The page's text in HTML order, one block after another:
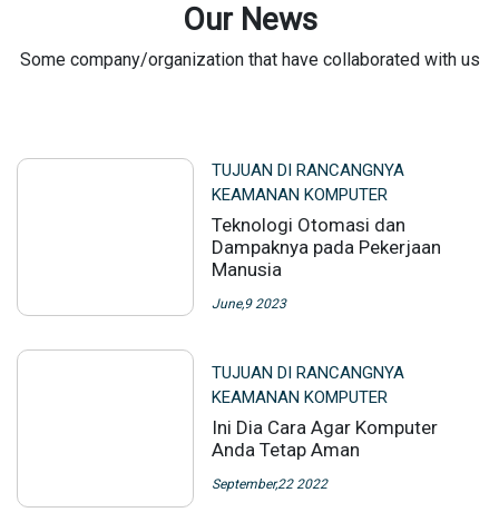
Our News
Some company/organization that have collaborated with us
TUJUAN DI RANCANGNYA
KEAMANAN KOMPUTER
Teknologi Otomasi dan
Dampaknya pada Pekerjaan
Manusia
June,9 2023
TUJUAN DI RANCANGNYA
KEAMANAN KOMPUTER
Ini Dia Cara Agar Komputer
Anda Tetap Aman
September,22 2022